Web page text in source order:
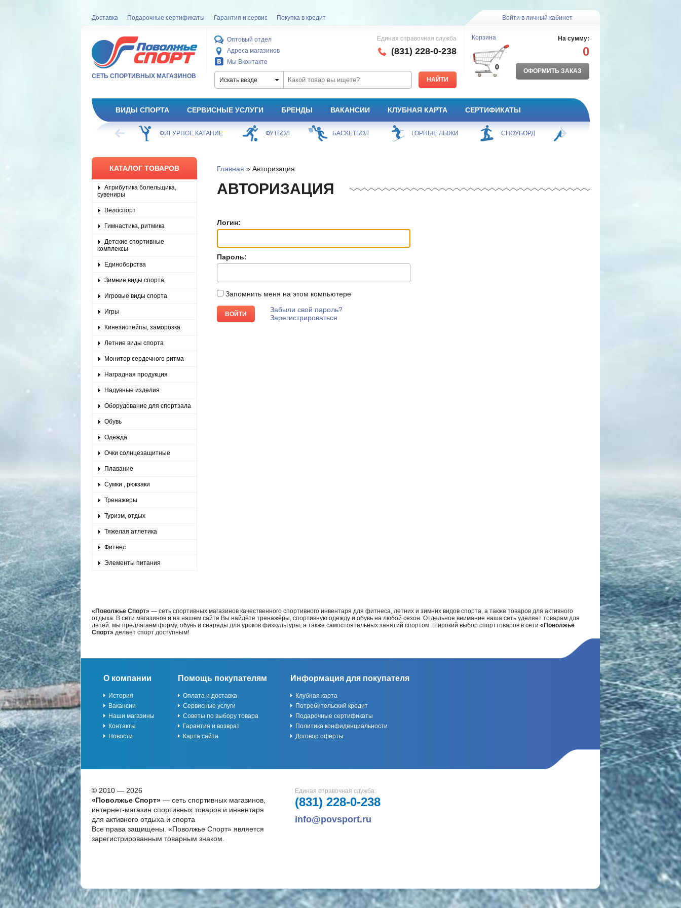
Доставка Подарочные сертификаты Гарантия и сервис Покупка в кредит Войти в личный кабинет
СЕТЬ СПОРТИВНЫХ МАГАЗИНОВ
Оптовый отдел
Адреса магазинов
Мы Вконтакте
Единая справочная служба
(831) 228-0-238
Искать везде
Корзина
0
На сумму:
0
ОФОРМИТЬ ЗАКАЗ
ВИДЫ СПОРТА СЕРВИСНЫЕ УСЛУГИ БРЕНДЫ ВАКАНСИИ КЛУБНАЯ КАРТА СЕРТИФИКАТЫ
ХОККЕЙ ФИГУРНОЕ КАТАНИЕ ФУТБОЛ БАСКЕТБОЛ ГОРНЫЕ ЛЫЖИ СНОУБОРД
КАТАЛОГ ТОВАРОВ
Атрибутика болельщика,
сувениры
Велоспорт
Гимнастика, ритмика
Детские спортивные
комплексы
Единоборства
Зимние виды спорта
Игровые виды спорта
Игры
Кинезиотейпы, заморозка
Летние виды спорта
Монитор сердечного ритма
Наградная продукция
Надувные изделия
Оборудование для спортзала
Обувь
Одежда
Очки солнцезащитные
Плавание
Сумки , рюкзаки
Тренажеры
Туризм, отдых
Тяжелая атлетика
Фитнес
Элементы питания
Главная » Авторизация
АВТОРИЗАЦИЯ
Логин:
Пароль:
Запомнить меня на этом компьютере
Забыли свой пароль?
Зарегистрироваться
«Поволжье Спорт» — сеть спортивных магазинов качественного спортивного инвентаря для фитнеса, летних и зимних видов спорта, а также товаров для активного
отдыха. В сети магазинов и на нашем сайте Вы найдёте тренажёры, спортивную одежду и обувь на любой сезон. Отдельное внимание наша сеть уделяет товарам для
детей: мы предлагаем форму, обувь и снаряды для уроков физкультуры, а также самостоятельных занятий спортом. Широкий выбор спорттоваров в сети «Поволжье
Спорт» делает спорт доступным!
О компании
История
Вакансии
Наши магазины
Контакты
Новости
Помощь покупателям
Оплата и доставка
Сервисные услуги
Советы по выбору товара
Гарантия и возврат
Карта сайта
Информация для покупателя
Клубная карта
Потребительский кредит
Подарочные сертификаты
Политика конфиденциальности
Договор оферты
© 2010 — 2026
«Поволжье Спорт»— сеть спортивных магазинов,
интернет-магазин спортивных товаров и инвентаря
для активного отдыха и спорта
Все права защищены. «Поволжье Спорт» является
зарегистрированным товарным знаком.
Единая справочная служба:
(831) 228-0-238
info@povsport.ru